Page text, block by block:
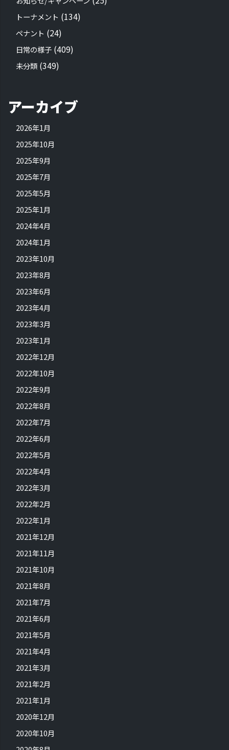
トーナメント (134)
ペナント (24)
日常の様子 (409)
未分類 (349)
アーカイブ
2026年1月
2025年10月
2025年9月
2025年7月
2025年5月
2025年1月
2024年4月
2024年1月
2023年10月
2023年8月
2023年6月
2023年4月
2023年3月
2023年1月
2022年12月
2022年10月
2022年9月
2022年8月
2022年7月
2022年6月
2022年5月
2022年4月
2022年3月
2022年2月
2022年1月
2021年12月
2021年11月
2021年10月
2021年8月
2021年7月
2021年6月
2021年5月
2021年4月
2021年3月
2021年2月
2021年1月
2020年12月
2020年10月